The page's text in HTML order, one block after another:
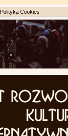
Polityką Cookies